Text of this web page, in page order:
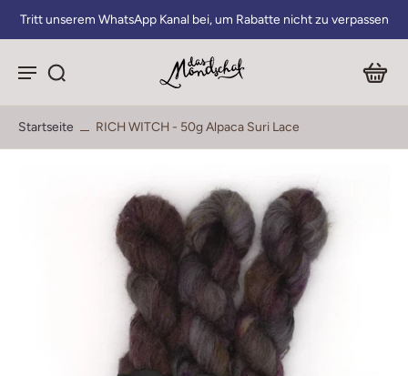
Tritt unserem WhatsApp Kanal bei, um Rabatte nicht zu verpassen
Startseite RICH WITCH - 50g Alpaca Suri Lace